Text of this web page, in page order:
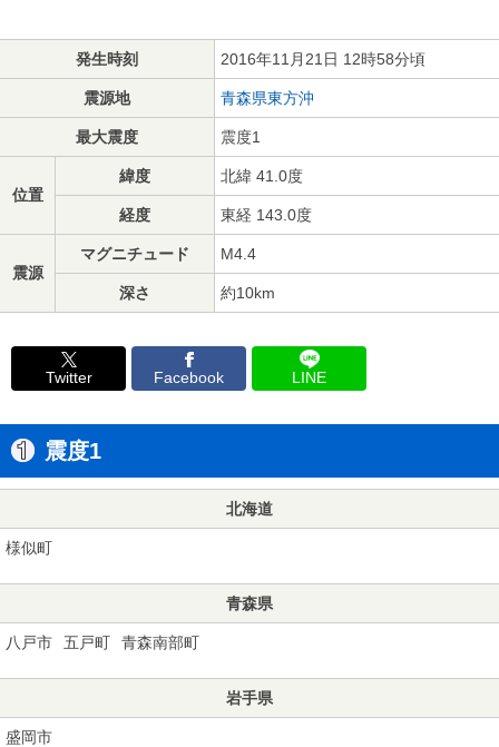
発生時刻 2016年11月21日 12時58分頃
震源地 青森県東方沖
最大震度 震度1
位置
緯度 北緯 41.0度
経度 東経 143.0度
震源
マグニチュード M4.4
深さ 約10km
Twitter Facebook LINE
震度1
北海道
様似町
青森県
八戸市 五戸町 青森南部町
岩手県
盛岡市